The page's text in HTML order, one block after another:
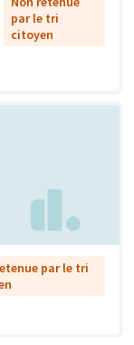
par le tri
citoyen
par le tri